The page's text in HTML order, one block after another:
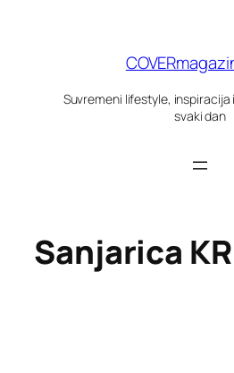
Suvremeni lifestyle, inspiracija
svaki dan
Sanjarica